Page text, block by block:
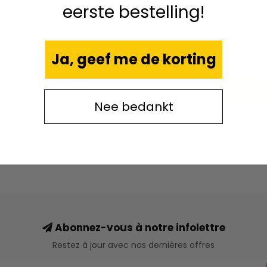
Abonnez-vous à notre infolettre
Restez à jour avec nos dernières offres
eerste bestelling!
Ja, geef me de korting
Nee bedankt